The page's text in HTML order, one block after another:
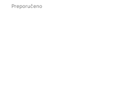
Preporučeno